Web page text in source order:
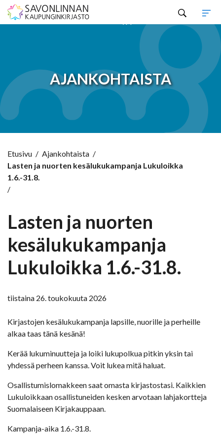
AJANKOHTAISTA
Etusivu / Ajankohtaista /
Lasten ja nuorten kesälukukampanja Lukuloikka
1.6.-31.8.
/
Lasten ja nuorten
kesälukukampanja
Lukuloikka 1.6.-31.8.
tiistaina 26. toukokuuta 2026
Kirjastojen kesälukukampanja lapsille, nuorille ja perheille
alkaa taas tänä kesänä!
Kerää lukuminuutteja ja loiki lukupolkua pitkin yksin tai
yhdessä perheen kanssa. Voit lukea mitä haluat.
Osallistumislomakkeen saat omasta kirjastostasi. Kaikkien
Lukuloikkaan osallistuneiden kesken arvotaan lahjakortteja
Suomalaiseen Kirjakauppaan.
Kampanja-aika 1.6.-31.8.